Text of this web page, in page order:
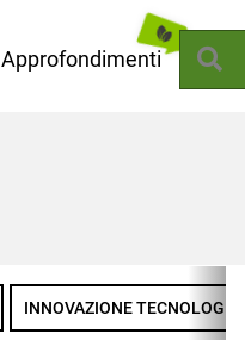
Approfondimenti
INNOVAZIONE TECNOLOGICA